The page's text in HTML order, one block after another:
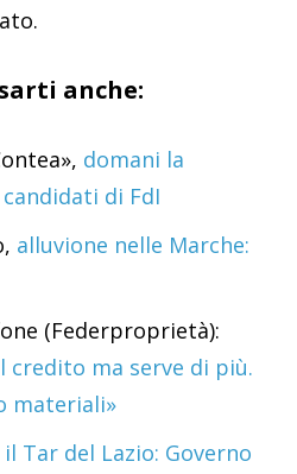
anche:
domani la
di FdI
alluvione nelle Marche:
(Federproprietà):
credito ma serve di più.
materiali»
il Tar del Lazio: Governo